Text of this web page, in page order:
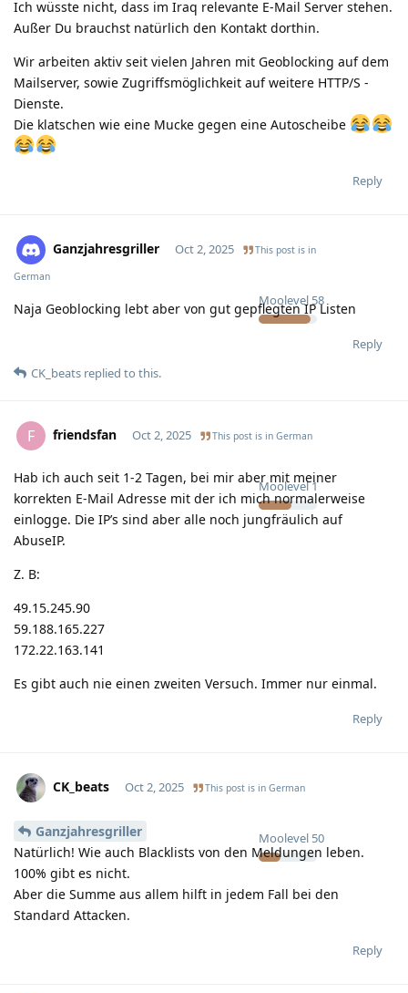
Ich wüsste nicht, dass im Iraq relevante E-Mail Server stehen.
Außer Du brauchst natürlich den Kontakt dorthin.
Wir arbeiten aktiv seit vielen Jahren mit Geoblocking auf dem
Mailserver, sowie Zugriffsmöglichkeit auf weitere HTTP/S -
Dienste.
Die klatschen wie eine Mucke gegen eine Autoscheibe
Reply
Ganzjahresgriller
Moolevel 58
Oct 2, 2025 This post is in
German
Naja Geoblocking lebt aber von gut gepflegten IP Listen
Reply
CK_beats replied to this.
F friendsfan
Moolevel 1
Oct 2, 2025 This post is in German
Hab ich auch seit 1-2 Tagen, bei mir aber mit meiner
korrekten E-Mail Adresse mit der ich mich normalerweise
einlogge. Die IP’s sind aber alle noch jungfräulich auf
AbuseIP.
Z. B:
49.15.245.90
59.188.165.227
172.22.163.141
Es gibt auch nie einen zweiten Versuch. Immer nur einmal.
Reply
CK_beats
Moolevel 50
Oct 2, 2025 This post is in German
Ganzjahresgriller
Natürlich! Wie auch Blacklists von den Meldungen leben.
100% gibt es nicht.
Aber die Summe aus allem hilft in jedem Fall bei den
Standard Attacken.
Reply